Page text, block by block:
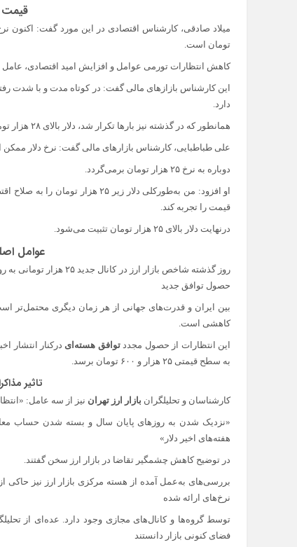
قیمت
تومان است.
کاهش انتظارات تورمی عوامل و افزایش امید اقتصادی، عامل ورود دلار به
این کارشناس بازازهای مالی گفت: در کوتاه مدت و با شدت
دارد.
همانطور که در گذشته نیز بارها تکرار شد، دلار بالای ۲۸ هزار تومان نیز ناپایدار است.
علی طباطبایی، کارشناس بازارهای مالی گفت: نرخ دلار ممکن است تا ۲۲ هزار تومان نیز پایین بیاید، اما این
دوباره به نرخ ۲۵ هزار تومان برمی‌گردد.
او افزود: من به‌طورکلی دلار زیر
قیمت را تجربه کند.
درنهایت دلار بالای ۲۵ هزار تومان تثبیت می‌شود.
عوامل
روز گذشته شاخص بازار
حصول توافق جدید
بین ایران و قدرت‌های جهانی از هر زمان دیگری محتمل‌تر
کاهشی است.
این انتظارات از حصول مجددتوافق هسته‌ای درکنار
به سطح قیمتی ۲۵ هزار و ۶۰۰ تومان برسد.
تاثیر
کارشناسان و تحلیلگران بازار ارز تهران نیز از سه عامل:
«نزدیک شدن به روز‌های پایان سال و بسته شدن حساب
هفته‌های اخیر دلار»
در توضیح کاهش چشمگیر تقاضا در بازار ارز سخن گفتند.
بررسی‌های به‌عمل آمده از هسته مرکزی بازار ارز نیز
نرخ‌های ارائه شده
توسط گروه‌ها و کانال‌های مجازی وجود دارد. عده‌ای از
فضای کنونی بازار دانستند